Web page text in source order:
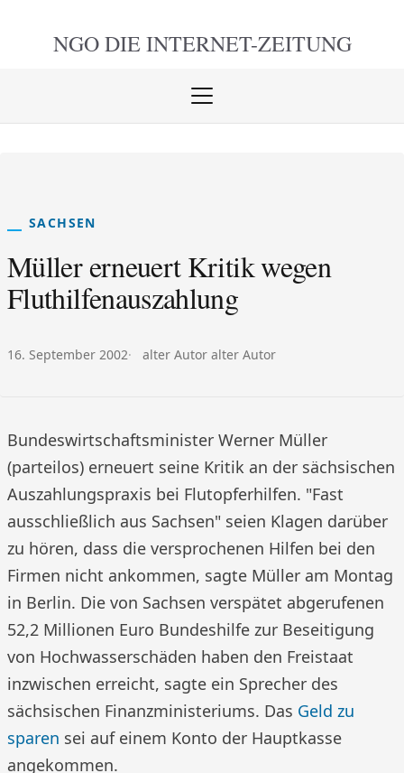
NGO DIE INTERNET-ZEITUNG
Menü
SACHSEN
Müller erneuert Kritik wegen
Fluthilfenauszahlung
Veröffentlicht am:
16. September 2002 Autor:
alter Autor alter Autor
Bundeswirtschaftsminister Werner Müller
(parteilos) erneuert seine Kritik an der sächsischen
Auszahlungspraxis bei Flutopferhilfen. "Fast
ausschließlich aus Sachsen" seien Klagen darüber
zu hören, dass die versprochenen Hilfen bei den
Firmen nicht ankommen, sagte Müller am Montag
in Berlin. Die von Sachsen verspätet abgerufenen
52,2 Millionen Euro Bundeshilfe zur Beseitigung
von Hochwasserschäden haben den Freistaat
inzwischen erreicht, sagte ein Sprecher des
sächsischen Finanzministeriums. Das Geld zu
sparen sei auf einem Konto der Hauptkasse
angekommen.